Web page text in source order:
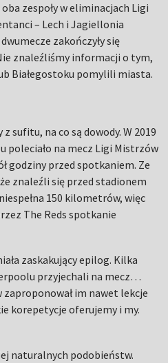
zespoły w eliminacjach Ligi
– Lech i Jagiellonia
zakończyły się
znaleźliśmy informacji o tym,
Białegostoku pomylili miasta.
sufitu, na co są dowody. W 2019
poleciało na mecz Ligi Mistrzów
godziny przed spotkaniem. Ze
znaleźli się przed stadionem
150 kilometrów, więc
The Reds spotkanie
zaskakujący epilog. Kilka
przyjechali na mecz…
zaproponował im nawet lekcje
korepetycje oferujemy i my.
naturalnych podobieństw.